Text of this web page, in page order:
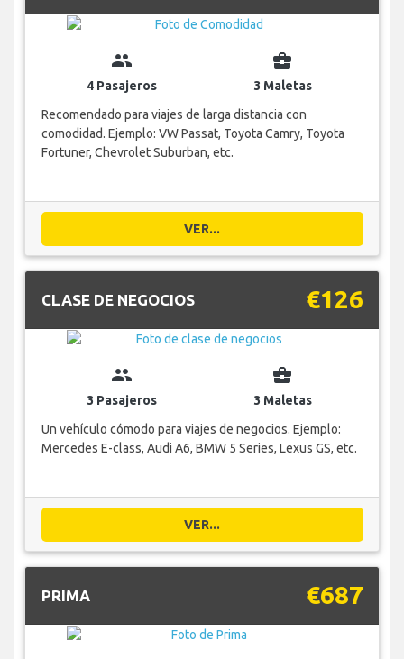
group
4 Pasajeros
business_center
3 Maletas
Recomendado para viajes de larga distancia con
comodidad. Ejemplo: VW Passat, Toyota Camry, Toyota
Fortuner, Chevrolet Suburban, etc.
VER...
CLASE DE NEGOCIOS €126
group
3 Pasajeros
business_center
3 Maletas
Un vehículo cómodo para viajes de negocios. Ejemplo:
Mercedes E-class, Audi A6, BMW 5 Series, Lexus GS, etc.
VER...
PRIMA €687